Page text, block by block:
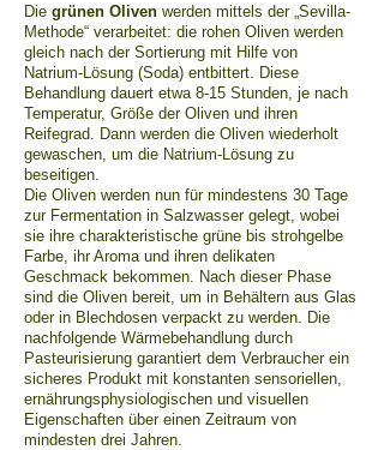
Die grünen Oliven werden mittels der „Sevilla-
Methode“ verarbeitet: die rohen Oliven werden
gleich nach der Sortierung mit Hilfe von
Natrium-Lösung (Soda) entbittert. Diese
Behandlung dauert etwa 8-15 Stunden, je nach
Temperatur, Größe der Oliven und ihren
Reifegrad. Dann werden die Oliven wiederholt
gewaschen, um die Natrium-Lösung zu
beseitigen.
Die Oliven werden nun für mindestens 30 Tage
zur Fermentation in Salzwasser gelegt, wobei
sie ihre charakteristische grüne bis strohgelbe
Farbe, ihr Aroma und ihren delikaten
Geschmack bekommen. Nach dieser Phase
sind die Oliven bereit, um in Behältern aus Glas
oder in Blechdosen verpackt zu werden. Die
nachfolgende Wärmebehandlung durch
Pasteurisierung garantiert dem Verbraucher ein
sicheres Produkt mit konstanten sensoriellen,
ernährungsphysiologischen und visuellen
Eigenschaften über einen Zeitraum von
mindesten drei Jahren.